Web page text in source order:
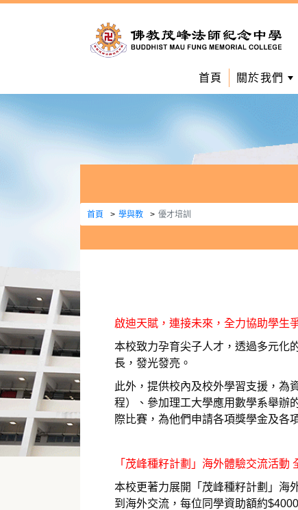
首頁 關於我們
首頁 學與教 優才培訓
啟迪天賦，連接未來，全力協助學生
本校致力孕育尖子人才，透過多元化
長，發光發亮。
此外，提供校內及校外學習支援，為
程）、參加理工大學應用數學系舉辦
際比賽，為他們申請各項獎學金及各
「茂峰種籽計劃」海外體驗交流活動
本校更著力展開「茂峰種籽計劃」海
到海外交流，每位同學資助額約